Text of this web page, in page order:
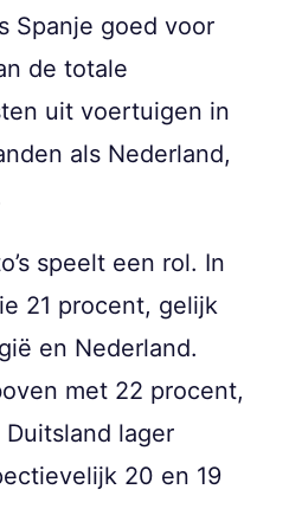
Spanje goed voor
de totale
uit voertuigen in
als Nederland,
speelt een rol. In
21 procent, gelijk
en Nederland.
met 22 procent,
lager
20 en 19